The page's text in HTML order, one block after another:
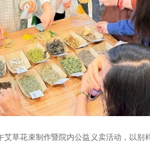
草花束制作暨院内公益义卖活动，以别